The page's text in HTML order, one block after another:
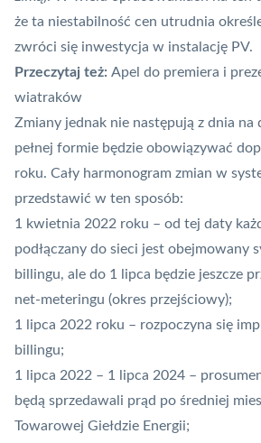
że ta niestabilność cen utrudnia
zwróci się inwestycja w instalację PV.
Przeczytaj też: Apel do premiera i
wiatraków
Zmiany jednak nie następują z dnia
pełnej formie będzie obowiązywać
roku. Cały harmonogram zmian w
przedstawić w ten sposób:
1 kwietnia 2022 roku – od tej daty
podłączany do sieci jest obejmowany
billingu, ale do 1 lipca będzie jeszcze
net-meteringu (okres przejściowy);
1 lipca 2022 roku – rozpoczyna się
billingu;
1 lipca 2022 – 1 lipca 2024 –
będą sprzedawali prąd po średniej
Towarowej Giełdzie Energii;